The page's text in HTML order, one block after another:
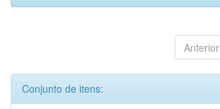
Anterior
Conjunto de itens: